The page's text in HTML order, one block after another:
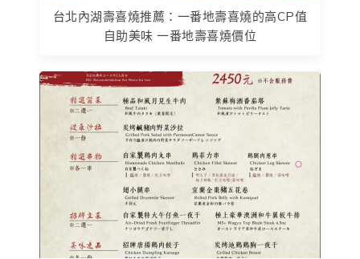
台北內湖壽喜燒推薦：一番地壽喜燒的高CP值
自助美味 一番地壽喜燒價位